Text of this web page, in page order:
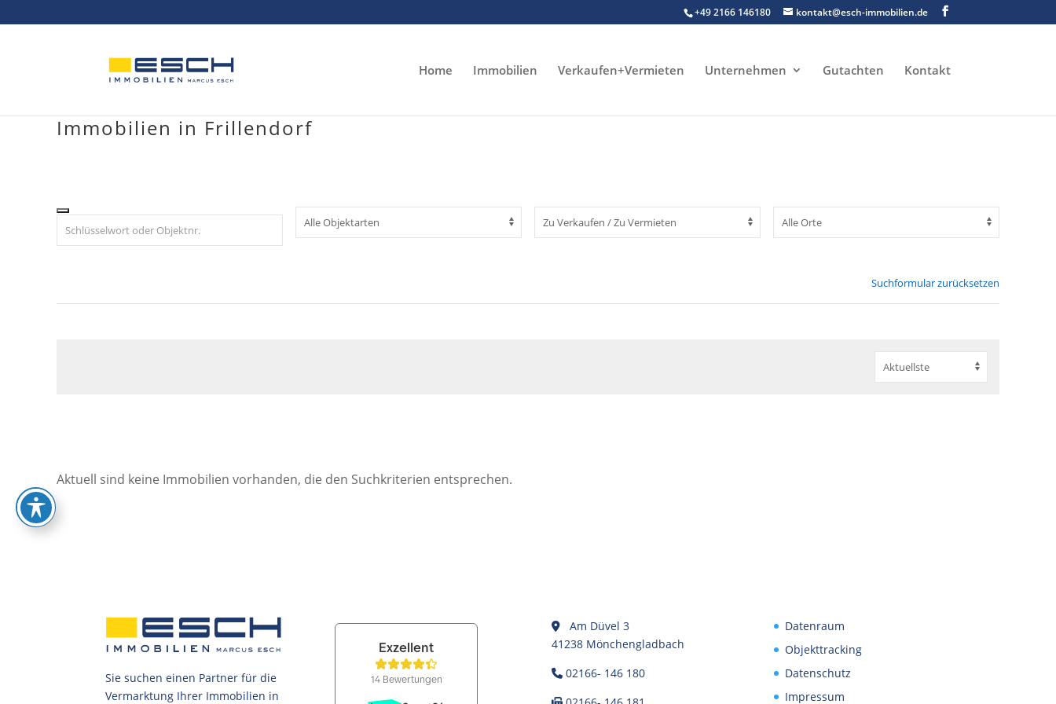
to
+49 2166 146180 kontakt@esch-immobilien.de
Home Immobilien Verkaufen+Vermieten Unternehmen Gutachten Kontakt
Immobilien in Frillendorf
Suchformular zurücksetzen
Aktuell sind keine Immobilien vorhanden, die den Suchkriterien entsprechen.
Sie suchen einen Partner für die
Vermarktung Ihrer Immobilien in
Am Düvel 3
41238 Mönchengladbach
02166- 146 180
Datenraum
Objekttracking
Datenschutz
Impressum